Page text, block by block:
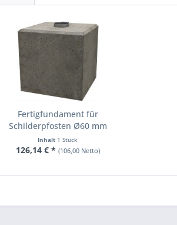
Fertigfundament für
Schilderpfosten Ø60 mm
Inhalt 1 Stück
126,14 € * (106,00 Netto)